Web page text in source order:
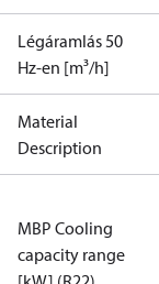
Légáramlás 50
Hz-en [m³/h]
Material
Description
MBP Cooling
capacity range